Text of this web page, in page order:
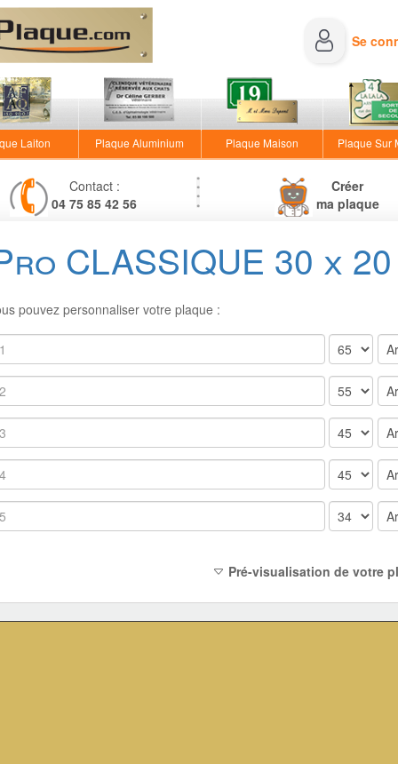
Se
Laiton Plaque Aluminium Plaque Maison Plaque Sur
Contact :
04 75 85 42 56
Créer
ma plaque
CLASSIQUE 30 x
pouvez personnaliser votre plaque :
Pré-visualisation de votre